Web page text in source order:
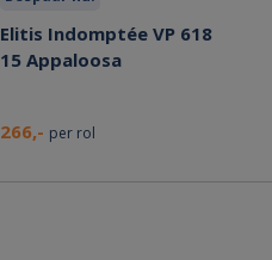
Elitis Indomptée VP 618
15 Appaloosa
266,- per rol